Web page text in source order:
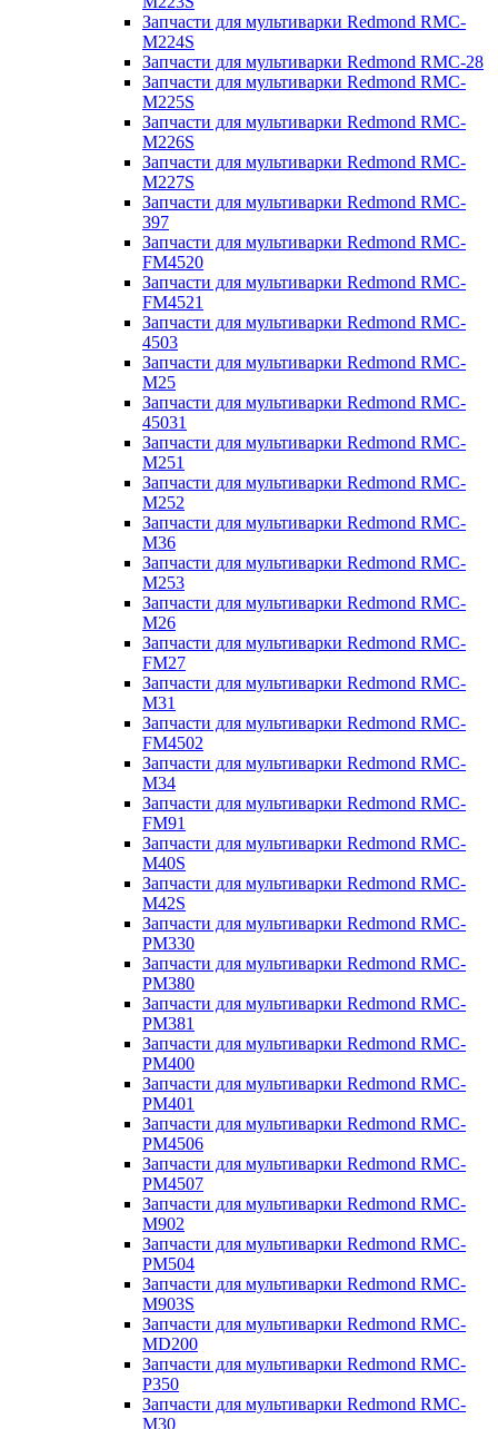
Запчасти для мультиварки Redmond RMC-
M224S
Запчасти для мультиварки Redmond RMC-28
Запчасти для мультиварки Redmond RMC-
M225S
Запчасти для мультиварки Redmond RMC-
M226S
Запчасти для мультиварки Redmond RMC-
M227S
Запчасти для мультиварки Redmond RMC-
397
Запчасти для мультиварки Redmond RMC-
FM4520
Запчасти для мультиварки Redmond RMC-
FM4521
Запчасти для мультиварки Redmond RMC-
4503
Запчасти для мультиварки Redmond RMC-
M25
Запчасти для мультиварки Redmond RMC-
45031
Запчасти для мультиварки Redmond RMC-
M251
Запчасти для мультиварки Redmond RMC-
M252
Запчасти для мультиварки Redmond RMC-
M36
Запчасти для мультиварки Redmond RMC-
M253
Запчасти для мультиварки Redmond RMC-
M26
Запчасти для мультиварки Redmond RMC-
FM27
Запчасти для мультиварки Redmond RMC-
M31
Запчасти для мультиварки Redmond RMC-
FM4502
Запчасти для мультиварки Redmond RMC-
M34
Запчасти для мультиварки Redmond RMC-
FM91
Запчасти для мультиварки Redmond RMC-
M40S
Запчасти для мультиварки Redmond RMC-
M42S
Запчасти для мультиварки Redmond RMC-
PM330
Запчасти для мультиварки Redmond RMC-
PM380
Запчасти для мультиварки Redmond RMC-
PM381
Запчасти для мультиварки Redmond RMC-
PM400
Запчасти для мультиварки Redmond RMC-
PM401
Запчасти для мультиварки Redmond RMC-
PM4506
Запчасти для мультиварки Redmond RMC-
PM4507
Запчасти для мультиварки Redmond RMC-
M902
Запчасти для мультиварки Redmond RMC-
PM504
Запчасти для мультиварки Redmond RMC-
M903S
Запчасти для мультиварки Redmond RMC-
MD200
Запчасти для мультиварки Redmond RMC-
P350
Запчасти для мультиварки Redmond RMC-
M30